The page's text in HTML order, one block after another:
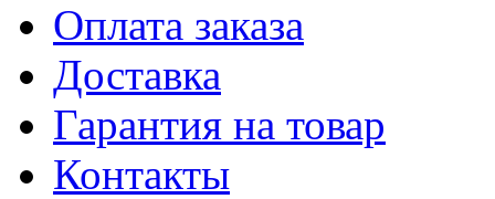
Оплата заказа
Доставка
Гарантия на товар
Контакты